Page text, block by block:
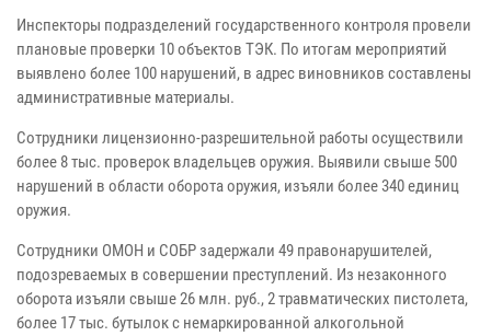
Инспекторы подразделений государственного контроля провели
плановые проверки 10 объектов ТЭК. По итогам мероприятий
выявлено более 100 нарушений, в адрес виновников составлены
административные материалы.
Сотрудники лицензионно-разрешительной работы осуществили
более 8 тыс. проверок владельцев оружия. Выявили свыше 500
нарушений в области оборота оружия, изъяли более 340 единиц
оружия.
Сотрудники ОМОН и СОБР задержали 49 правонарушителей,
подозреваемых в совершении преступлений. Из незаконного
оборота изъяли свыше 26 млн. руб., 2 травматических пистолета,
более 17 тыс. бутылок с немаркированной алкогольной